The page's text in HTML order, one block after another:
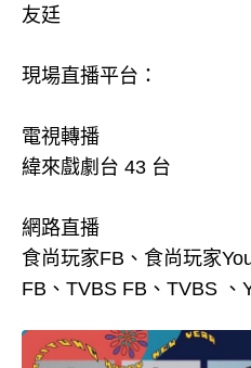
友廷
現場直播平台：
電視轉播
緯來戲劇台 43 台
網路直播
食尚玩家FB、食尚玩家
FB、TVBS FB、TVBS 、